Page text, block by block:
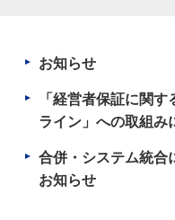
お知らせ
「経営者保証に関す
ライン」への取組み
合併・システム統合
お知らせ